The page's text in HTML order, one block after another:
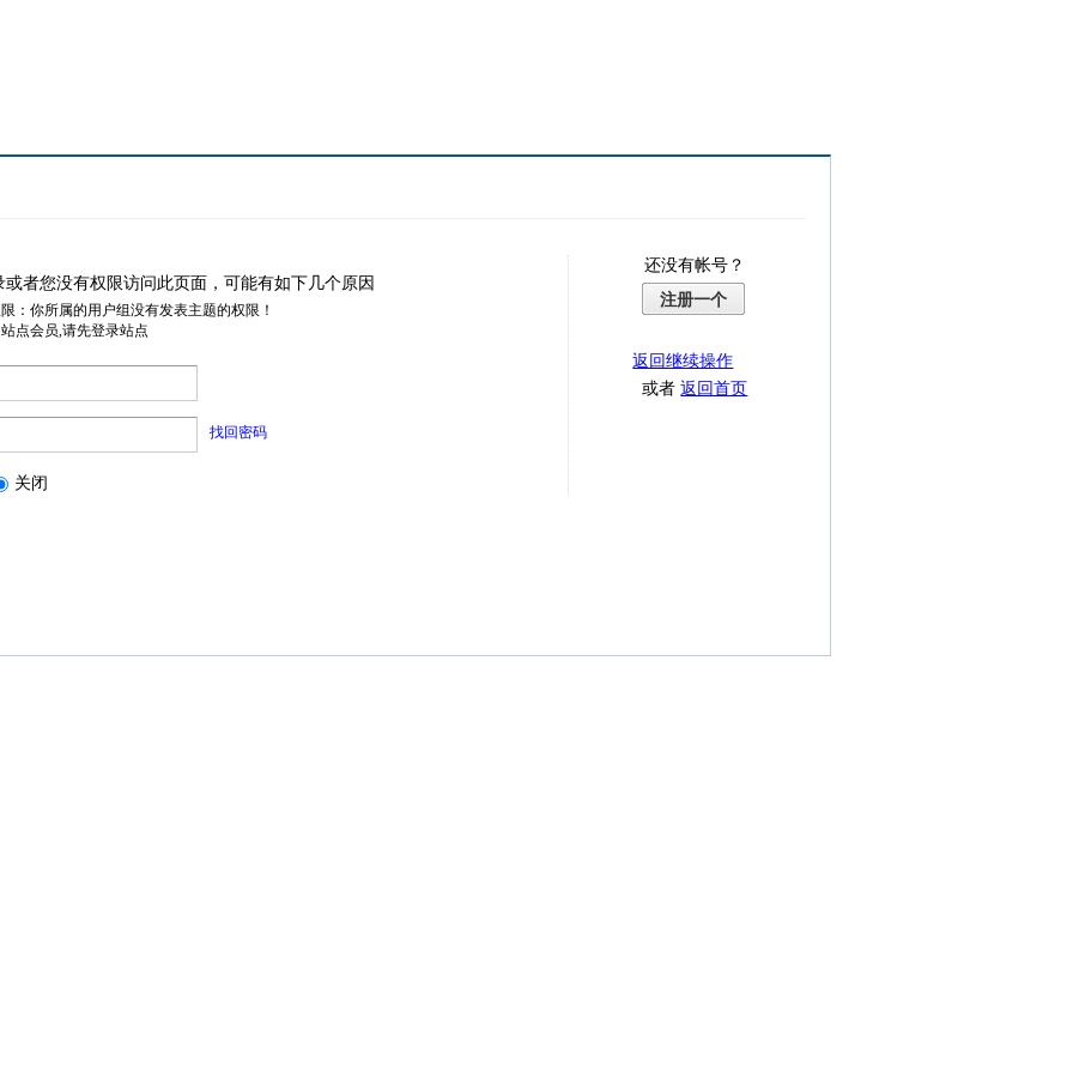
或者您没有权限访问此页面，可能有如下几个原因
：你所属的用户组没有发表主题的权限！
点会员,请先登录站点
找回密码
关闭
还没有帐号？
注册一个
返回继续操作
或者返回首页